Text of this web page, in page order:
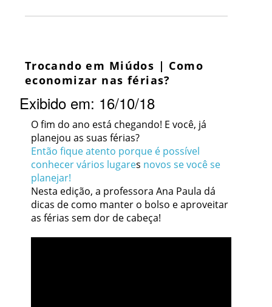
Trocando em Miúdos | Como
economizar nas férias?
Exibido em: 16/10/18
O fim do ano está chegando! E você, já
planejou as suas férias?
Então fique atento porque é possível
conhecer vários lugares novos se você se
planejar!
Nesta edição, a professora Ana Paula dá
dicas de como manter o bolso e aproveitar
as férias sem dor de cabeça!